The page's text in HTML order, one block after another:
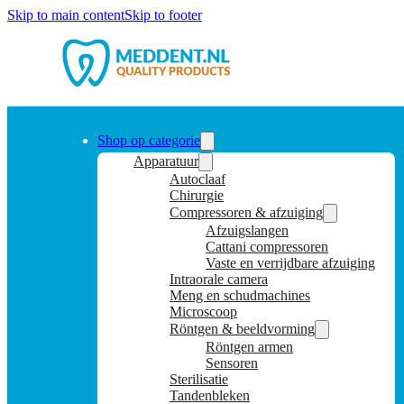
Skip to main contentSkip to footer
Shop op categorie
Apparatuur
Autoclaaf
Chirurgie
Compressoren & afzuiging
Afzuigslangen
Cattani compressoren
Vaste en verrijdbare afzuiging
Intraorale camera
Meng en schudmachines
Microscoop
Röntgen & beeldvorming
Röntgen armen
Sensoren
Sterilisatie
Tandenbleken